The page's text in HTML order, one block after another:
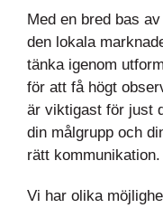
Med en bred bas
den lokala
tänka igenom
för att få högt
är viktigast för just
din målgrupp och
rätt kommunikation.
Vi har olika